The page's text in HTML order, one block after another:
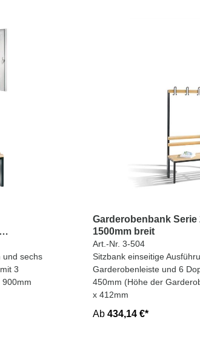
und sechs
3
900mm
Garderobenbank Serie
1500mm breit
Art.-Nr. 3-504
Sitzbank einseitige
Garderobenleiste und 6
450mm (Höhe der
x 412mm
Ab 434,14 €*